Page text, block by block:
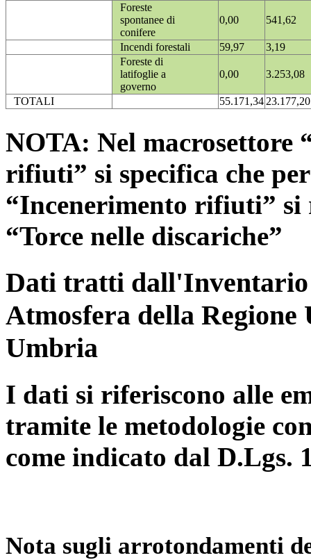
Foreste
spontanee di
conifere
0,00 541,62
Incendi forestali 59,97
3,19
Foreste di
latifoglie a
governo
0,00 3.253,08
TOTALI 55.171,3423.177,20
NOTA: Nel macrosettore
rifiuti” si specifica che
“Incenerimento rifiuti”
“Torce nelle discariche”
Dati tratti dall'Inventario
Atmosfera della
Umbria
I dati si riferiscono alle
tramite le metodologie
come indicato dal D.Lgs.
Nota sugli arrotondamenti